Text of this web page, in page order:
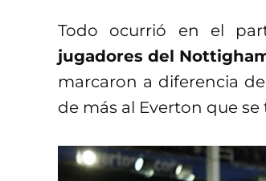
Todo ocurrió en el
jugadores del
marcaron a diferencia
de más al Everton que